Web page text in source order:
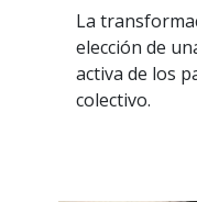
La
elección de
activa de los
colectivo.